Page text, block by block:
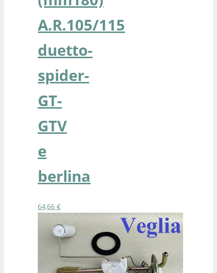
A.R.105/115
duetto-
spider-
GT-
GTV
e
berlina
64,66 €